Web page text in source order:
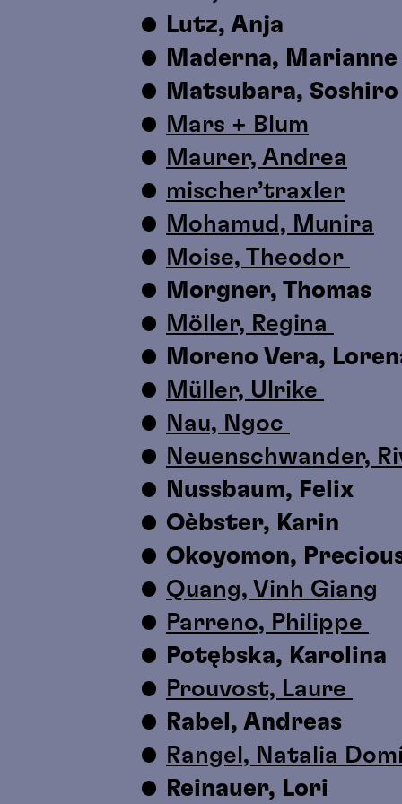
Lutz, Anja
Maderna, Marianne
Matsubara, Soshiro
Mars + Blum
Maurer, Andrea
mischer’traxler
Mohamud, Munira
Moise, Theodor
Morgner, Thomas
Möller, Regina
Moreno Vera,
Müller, Ulrike
Nau, Ngoc
Neuenschwander,
Nussbaum, Felix
Oèbster, Karin
Okoyomon,
Quang, Vinh Giang
Parreno, Philippe
Potębska, Karolina
Prouvost, Laure
Rabel, Andreas
Rangel, Natalia
Reinauer, Lori